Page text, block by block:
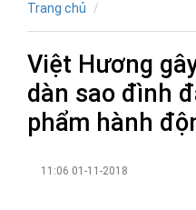
Trang chủ
Việt Hương
dàn sao đình
phẩm hành
11:06 01-11-2018